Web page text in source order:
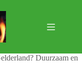
Duurzaam en